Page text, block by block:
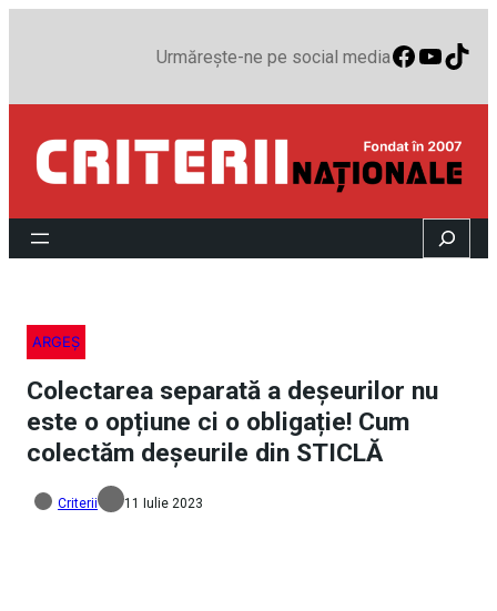
Urmărește-ne pe social media
Search
ARGEȘ
Colectarea separată a deșeurilor nu
este o opțiune ci o obligație! Cum
colectăm deșeurile din STICLĂ
Criterii 11 Iulie 2023